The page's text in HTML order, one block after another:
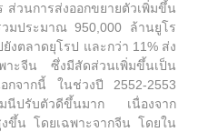
ส่วนการส่งออกขยายตัวเพิ่มขึ้น
มประมาณ 950,000 ล้านยูโร
งตลาดยุโรป และกว่า 11% ส่ง
าะจีน ซึ่งมีสัดส่วนเพิ่มขึ้นเป็น
กจากนี้ ในช่วงปี 2552-2553
มนีปรับตัวดีขึ้นมาก เนื่องจาก
งขึ้น โดยเฉพาะจากจีน โดยใน